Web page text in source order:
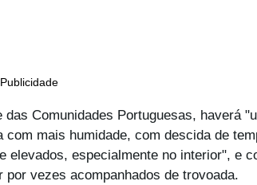
Publicidade
Comunidades Portuguesas, haverá
mais humidade, com descida de
elevados, especialmente no interior", e
vezes acompanhados de trovoada.